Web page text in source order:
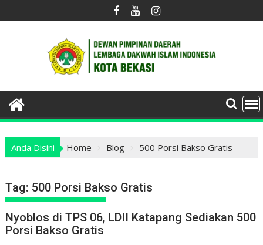
to
Anda Disini Home Blog 500 Porsi Bakso Gratis
Tag: 500 Porsi Bakso Gratis
Nyoblos di TPS 06, LDII Katapang Sediakan 500
Porsi Bakso Gratis